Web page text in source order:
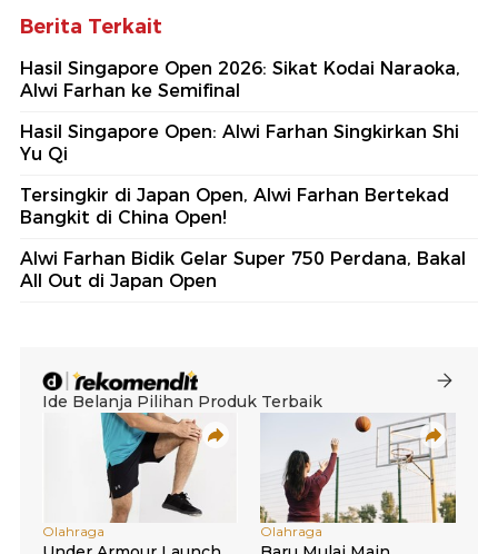
Berita Terkait
Hasil Singapore Open 2026: Sikat Kodai Naraoka,
Alwi Farhan ke Semifinal
Hasil Singapore Open: Alwi Farhan Singkirkan Shi
Yu Qi
Tersingkir di Japan Open, Alwi Farhan Bertekad
Bangkit di China Open!
Alwi Farhan Bidik Gelar Super 750 Perdana, Bakal
All Out di Japan Open